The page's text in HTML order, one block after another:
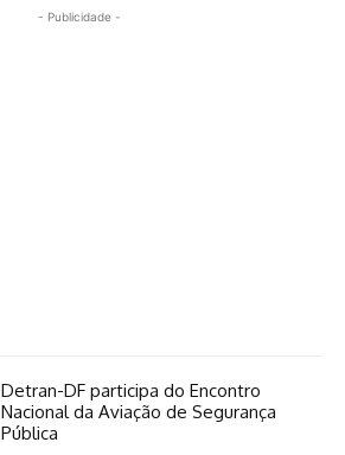
- Publicidade -
Detran-DF participa do Encontro
Nacional da Aviação de Segurança
Pública